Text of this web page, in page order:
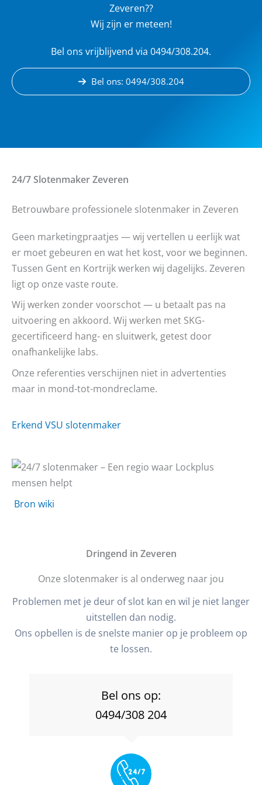
Zeveren??
Wij zijn er meteen!
Bel ons vrijblijvend via 0494/308.204.
Bel ons: 0494/308.204
24/7 SlotenmakerZeveren
Betrouwbare professionele slotenmaker in Zeveren
Geen marketingpraatjes — wij vertellen u eerlijk wat
er moet gebeuren en wat het kost, voor we beginnen.
Tussen Gent en Kortrijk werken wij dagelijks. Zeveren
ligt op onze vaste route.
Wij werken zonder voorschot — u betaalt pas na
uitvoering en akkoord. Wij werken met SKG-
gecertificeerd hang- en sluitwerk, getest door
onafhankelijke labs.
Onze referenties verschijnen niet in advertenties
maar in mond-tot-mondreclame.
Erkend VSU slotenmaker
Bron wiki
Dringend in Zeveren
Onze slotenmaker is al onderweg naar jou
Problemen met je deur of slot kan en wil je niet langer
uitstellen dan nodig.
Ons opbellen is de snelste manier op je probleem op
te lossen.
Bel ons op:
0494/308 204